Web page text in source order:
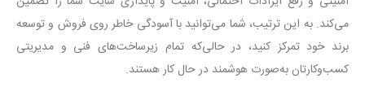
می‌کند. به این ترتیب، شما می‌توانید با آسودگی خاطر روی فروش و توسعه
برند خود تمرکز کنید، در حالی‌که تمام زیرساخت‌های فنی و مدیریتی
کسب‌وکارتان به‌صورت هوشمند در حال کار هستند.